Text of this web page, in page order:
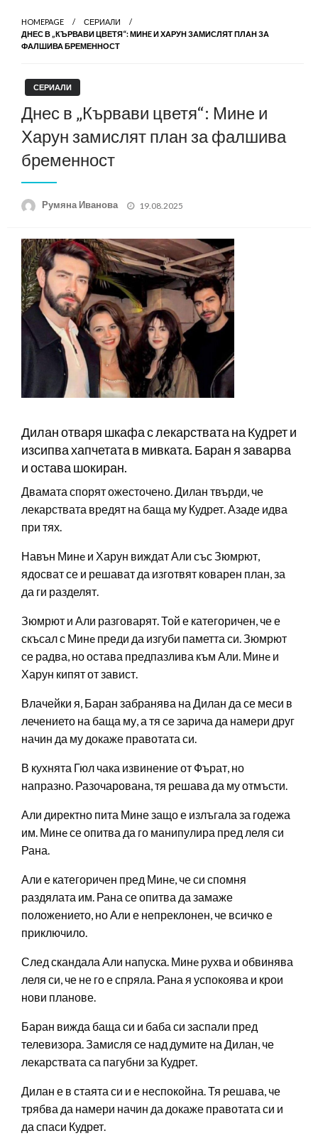
HOMEPAGE
СЕРИАЛИ
ДНЕС В „КЪРВАВИ ЦВЕТЯ“: МИНE И ХАРУН ЗАМИСЛЯТ ПЛАН ЗА
ФАЛШИВА БРЕМЕННОСТ
СЕРИАЛИ
Днес в „Кървави цветя“: Минe и
Харун замислят план за фалшива
бременност
Румяна Иванова
Posted
19.08.2025
Дилан отваря шкафа с лекарствата на Кудрет и
изсипва хапчетата в мивката. Баран я заварва
и остава шокиран.
Двамата спорят ожесточено. Дилан твърди, че
лекарствата вредят на баща му Кудрет. Азаде идва
при тях.
Навън Минe и Харун виждат Али със Зюмрют,
ядосват се и решават да изготвят коварен план, за
да ги разделят.
Зюмрют и Али разговарят. Той е категоричен, че е
скъсал с Минe преди да изгуби паметта си. Зюмрют
се радва, но остава предпазлива към Али. Минe и
Харун кипят от завист.
Влачейки я, Баран забранява на Дилан да се меси в
лечението на баща му, а тя се зарича да намери друг
начин да му докаже правотата си.
В кухнята Гюл чака извинение от Фърат, но
напразно. Разочарована, тя решава да му отмъсти.
Али директно пита Мине защо е излъгала за годежа
им. Минe се опитва да го манипулира пред леля си
Рана.
Али е категоричен пред Минe, че си спомня
раздялата им. Рана се опитва да замаже
положението, но Али е непреклонен, че всичко е
приключило.
След скандала Али напуска. Минe рухва и обвинява
леля си, че не го е спряла. Рана я успокоява и крои
нови планове.
Баран вижда баща си и баба си заспали пред
телевизора. Замисля се над думите на Дилан, че
лекарствата са пагубни за Кудрет.
Дилан е в стаята си и е неспокойна. Тя решава, че
трябва да намери начин да докаже правотата си и
да спаси Кудрет.